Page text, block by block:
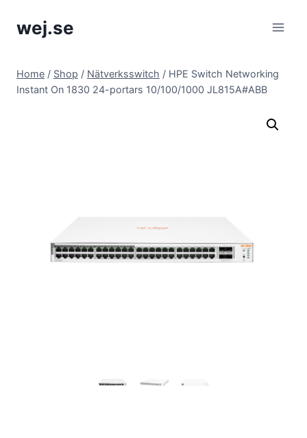
wej.se
Home / Shop / Nätverksswitch / HPE Switch Networking
Instant On 1830 24-portars 10/100/1000 JL815A#ABB